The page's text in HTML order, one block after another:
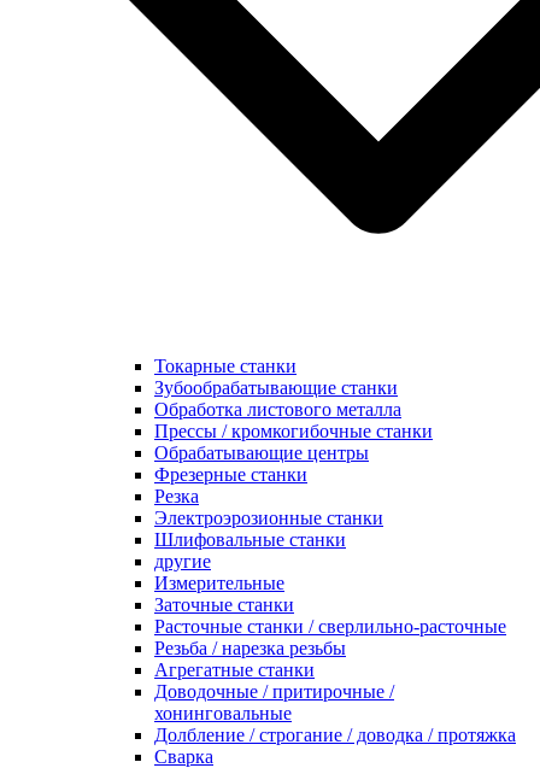
Токарные станки
Зубообрабатывающие станки
Обработка листового металла
Прессы / кромкогибочные станки
Обрабатывающие центры
Фрезерные станки
Резка
Электроэрозионные станки
Шлифовальные станки
другие
Измерительные
Заточные станки
Расточные станки / сверлильно-расточные
Резьба / нарезка резьбы
Агрегатные станки
Доводочные / притирочные /
хонинговальные
Долбление / строгание / доводка / протяжка
Сварка